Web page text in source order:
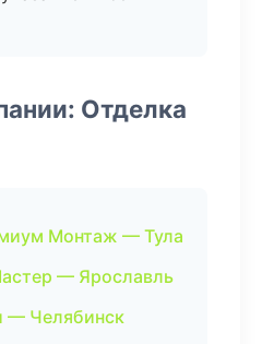
Отделка
Монтаж — Тула
— Ярославль
— Челябинск